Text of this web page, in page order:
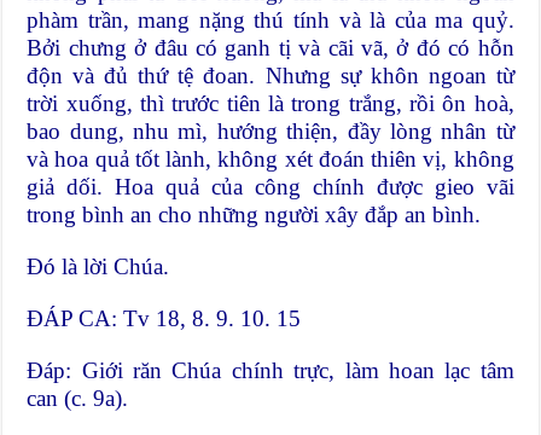
phàm trần, mang nặng thú tính và là của ma quỷ.
Bởi chưng ở đâu có ganh tị và cãi vã, ở đó có hỗn
độn và đủ thứ tệ đoan. Nhưng sự khôn ngoan từ
trời xuống, thì trước tiên là trong trắng, rồi ôn hoà,
bao dung, nhu mì, hướng thiện, đầy lòng nhân từ
và hoa quả tốt lành, không xét đoán thiên vị, không
giả dối. Hoa quả của công chính được gieo vãi
trong bình an cho những người xây đắp an bình.
Ðó là lời Chúa.
ÐÁP CA: Tv 18, 8. 9. 10. 15
Ðáp: Giới răn Chúa chính trực, làm hoan lạc tâm
can (c. 9a).